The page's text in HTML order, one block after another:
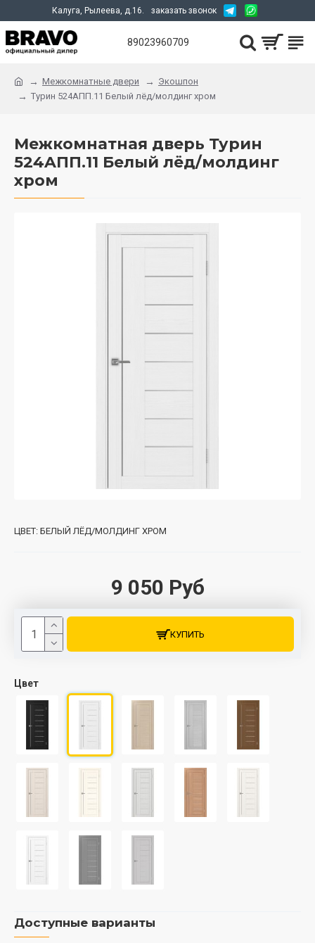
Калуга, Рылеева, д.16. заказать звонок
89023960709
Межкомнатные двери
Экошпон
Турин 524AПП.11 Белый лёд/молдинг хром
Межкомнатная дверь Турин
524AПП.11 Белый лёд/молдинг
хром
9 050 Руб
ЦВЕТ: БЕЛЫЙ ЛЁД/МОЛДИНГ ХРОМ
Цвет
Доступные варианты
КУПИТЬ